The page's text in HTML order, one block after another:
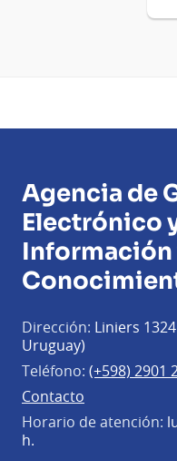
Agencia de
Electrónico
Información
Dirección: Liniers
Uruguay)
Teléfono: (+598) 2901
Contacto
Horario de atención:
h.